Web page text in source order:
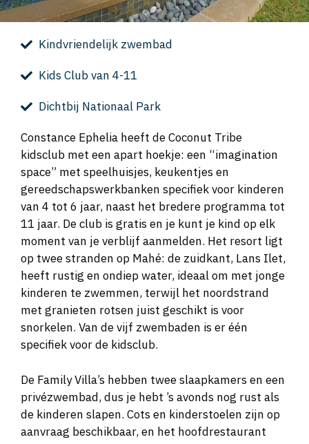
Kindvriendelijk zwembad
Kids Club van 4-11
Dichtbij Nationaal Park
Constance Ephelia heeft de Coconut Tribe
kidsclub met een apart hoekje: een “imagination
space” met speelhuisjes, keukentjes en
gereedschapswerkbanken specifiek voor kinderen
van 4 tot 6 jaar, naast het bredere programma tot
11 jaar. De club is gratis en je kunt je kind op elk
moment van je verblijf aanmelden. Het resort ligt
op twee stranden op Mahé: de zuidkant, Lans Ilet,
heeft rustig en ondiep water, ideaal om met jonge
kinderen te zwemmen, terwijl het noordstrand
met granieten rotsen juist geschikt is voor
snorkelen. Van de vijf zwembaden is er één
specifiek voor de kidsclub.
De Family Villa’s hebben twee slaapkamers en een
privézwembad, dus je hebt ’s avonds nog rust als
de kinderen slapen. Cots en kinderstoelen zijn op
aanvraag beschikbaar, en het hoofdrestaurant